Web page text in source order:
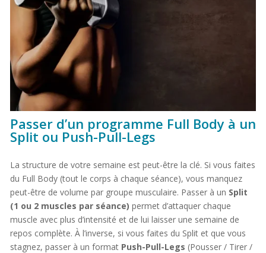
Passer d’un programme Full Body à un
Split ou Push-Pull-Legs
La structure de votre semaine est peut-être la clé. Si vous faites
du Full Body (tout le corps à chaque séance), vous manquez
peut-être de volume par groupe musculaire. Passer à un Split
(1 ou 2 muscles par séance) permet d’attaquer chaque
muscle avec plus d’intensité et de lui laisser une semaine de
repos complète. À l’inverse, si vous faites du Split et que vous
stagnez, passer à un format Push-Pull-Legs (Pousser / Tirer /